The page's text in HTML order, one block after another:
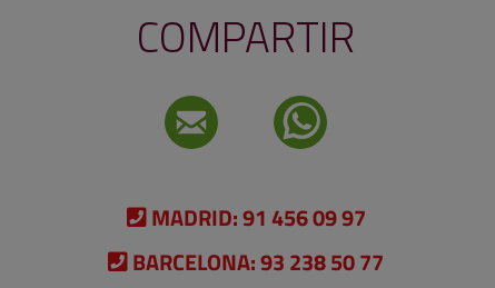
COMPARTIR
MADRID:91 456 09 97
BARCELONA:93 238 50 77